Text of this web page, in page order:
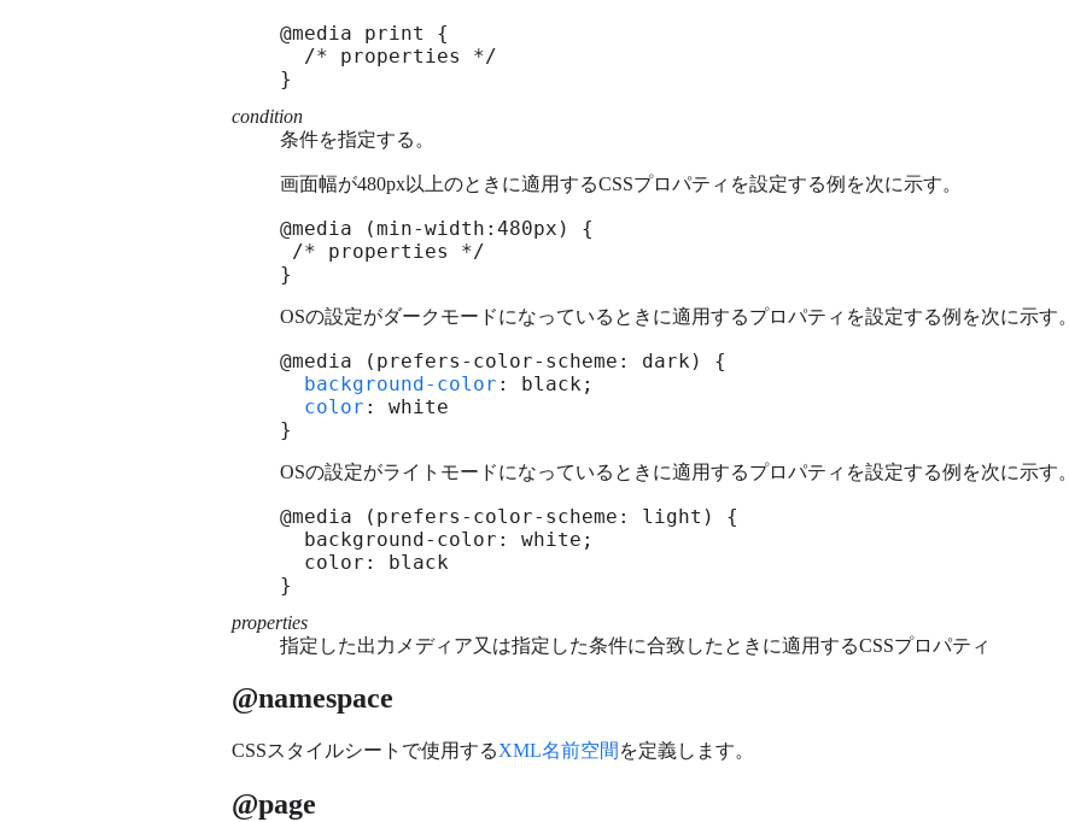
@media print {
  /* properties */
}
condition
条件を指定する。
画面幅が480px以上のときに適用するCSSプロパティを設定する例を次に示す。
@media (min-width:480px) {
/* properties */
}
OSの設定がダークモードになっているときに適用するプロパティを設定する例を次に示す。
@media (prefers-color-scheme: dark) {
background-color : black;
color : white
}
OSの設定がライトモードになっているときに適用するプロパティを設定する例を次に示す。
@media (prefers-color-scheme: light) {
  background-color: white;
  color: black
}
properties
指定した出力メディア又は指定した条件に合致したときに適用するCSSプロパティ
@namespace
CSSスタイルシートで使用するXML名前空間 を定義します。
@page